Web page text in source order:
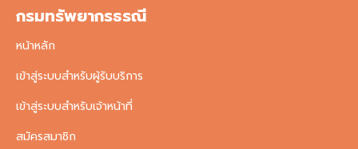
กรมทรัพยากรธรณี
หน้าหลัก
เข้าสู่ระบบสำหรับผู้รับบริการ
เข้าสู่ระบบสำหรับเจ้าหน้าที่
สมัครสมาชิก